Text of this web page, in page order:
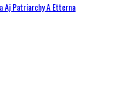
Aj Patriarchy A Etterna